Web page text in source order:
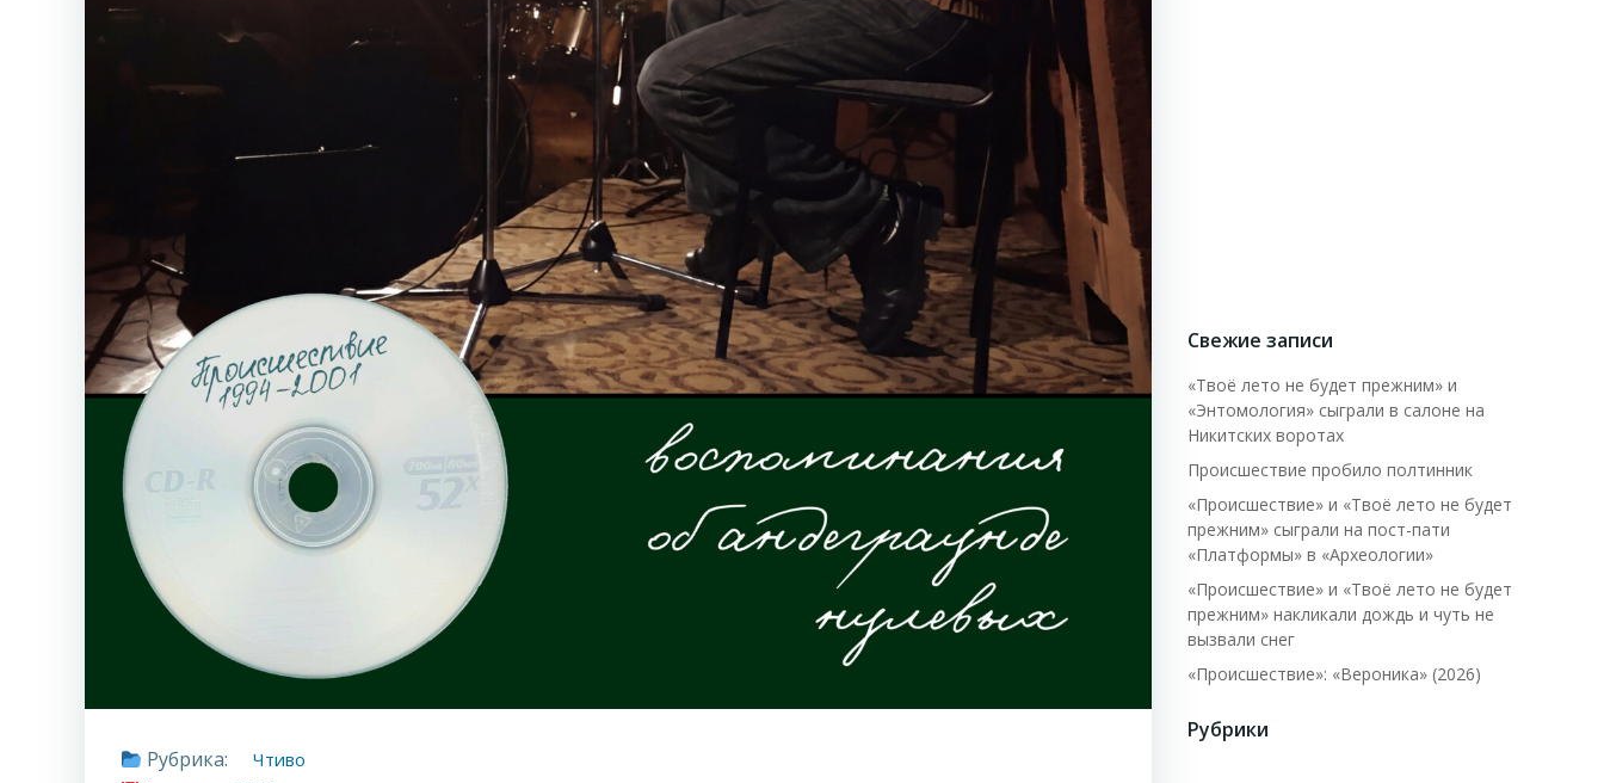
Рубрика:
Чтиво
Свежие записи
«Твоё лето не будет прежним» и
«Энтомология» сыграли в салоне на
Никитских воротах
Происшествие пробило полтинник
«Происшествие» и «Твоё лето не будет
прежним» сыграли на пост-пати
«Платформы» в «Археологии»
«Происшествие» и «Твоё лето не будет
прежним» накликали дождь и чуть не
вызвали снег
«Происшествие»: «Вероника» (2026)
Рубрики